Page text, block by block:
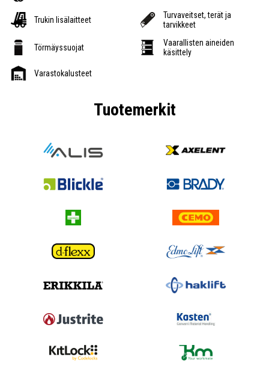
Trukin lisälaitteet
Turvaveitset, terät ja
tarvikkeet
Törmäyssuojat
Vaarallisten aineiden
käsittely
Varastokalusteet
Tuotemerkit